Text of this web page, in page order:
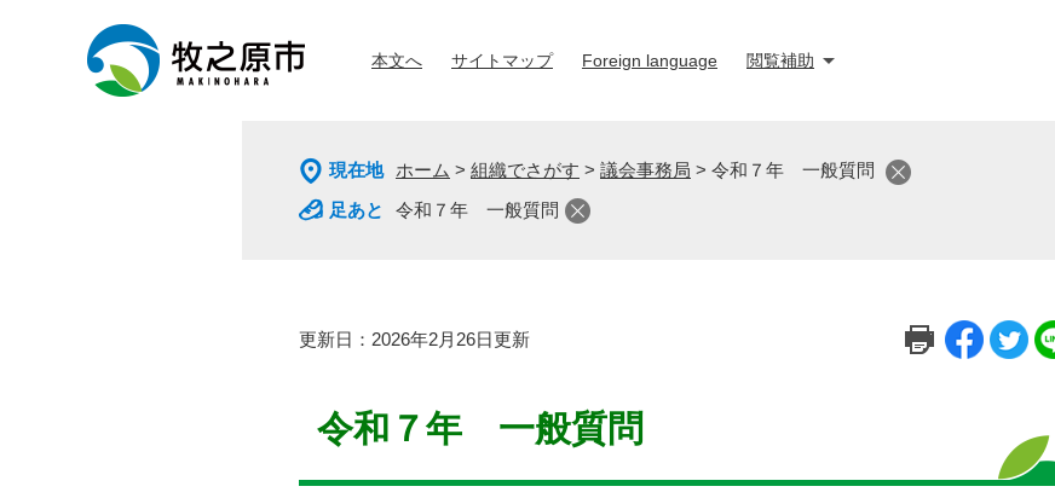
ー
ジ
の
ニ
ュ
ー
本文へ サイトマップ Foreign language 閲覧補助
現在地 ホーム > 組織でさがす > 議会事務局 > 令和７年 一般質問
令和７年 一般質問
本
更新日：2026年2月26日更新
令和７年 一般質問